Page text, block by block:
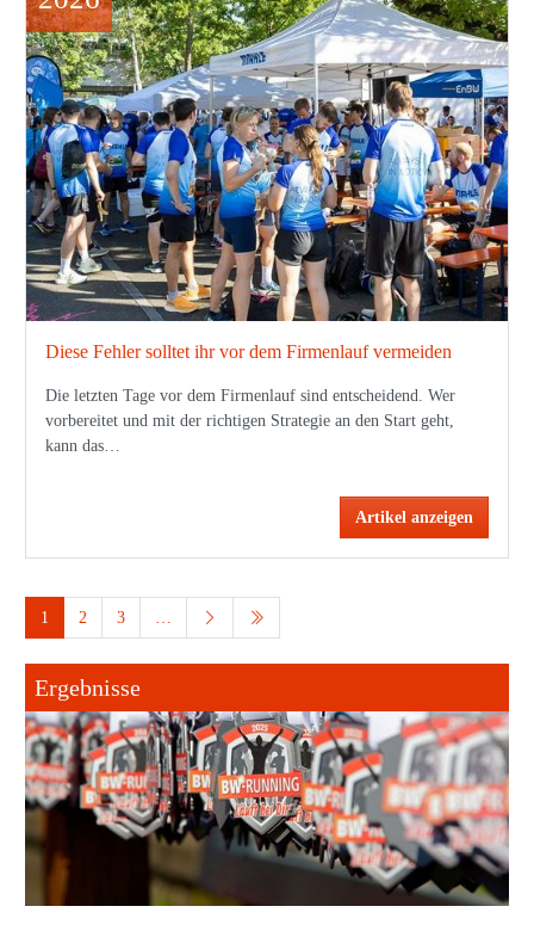
Diese Fehler solltet ihr vor dem Firmenlauf vermeiden
Die letzten Tage vor dem Firmenlauf sind entscheidend. Wer
vorbereitet und mit der richtigen Strategie an den Start geht,
kann das…
Artikel anzeigen
1 2 3 …
Ergebnisse